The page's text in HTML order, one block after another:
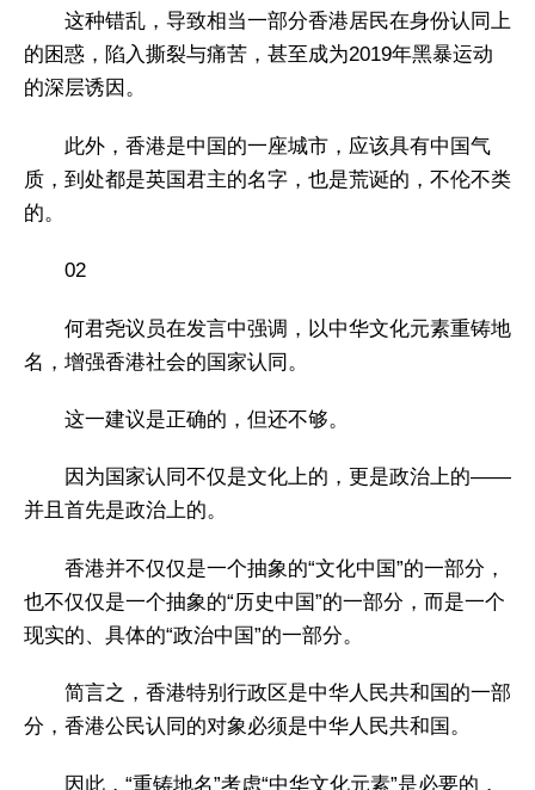
这种错乱，导致相当一部分香港居民在身份认同上
的困惑，陷入撕裂与痛苦，甚至成为2019年黑暴运动
的深层诱因。
此外，香港是中国的一座城市，应该具有中国气
质，到处都是英国君主的名字，也是荒诞的，不伦不类
的。
02
何君尧议员在发言中强调，以中华文化元素重铸地
名，增强香港社会的国家认同。
这一建议是正确的，但还不够。
因为国家认同不仅是文化上的，更是政治上的——
并且首先是政治上的。
香港并不仅仅是一个抽象的“文化中国”的一部分，
也不仅仅是一个抽象的“历史中国”的一部分，而是一个
现实的、具体的“政治中国”的一部分。
简言之，香港特别行政区是中华人民共和国的一部
分，香港公民认同的对象必须是中华人民共和国。
因此，“重铸地名”考虑“中华文化元素”是必要的，